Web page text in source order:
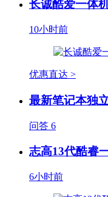
长诚酷爱一体
10小时前
优惠直达 >
最新笔记本独
问答 6
志高13代酷睿
6小时前